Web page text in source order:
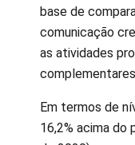
base de
comunicação
as atividades
Em termos de
16,2% acima do